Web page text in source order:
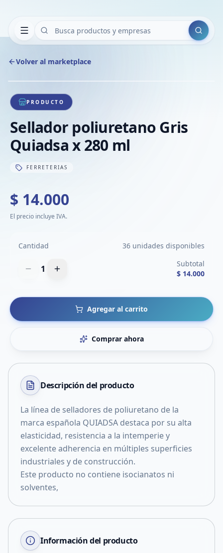
Buscar
Volver al marketplace
1/1
PRODUCTO
Sellador poliuretano Gris
Quiadsa x 280 ml
FERRETERIAS
$ 14.000
El precio incluye IVA.
Cantidad 36 unidades disponibles
1
Subtotal
$ 14.000
Agregar al carrito
Comprar ahora
Descripción del producto
La línea de selladores de poliuretano de la
marca española QUIADSA destaca por su alta
elasticidad, resistencia a la intemperie y
excelente adherencia en múltiples superficies
industriales y de construcción.
Este producto no contiene isocianatos ni
solventes,
Información del producto